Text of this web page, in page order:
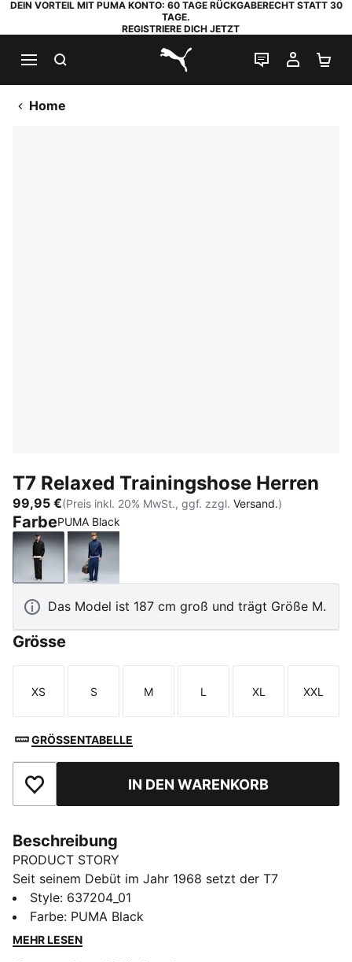
DEIN VORTEIL MIT PUMA KONTO: 60 TAGE RÜCKGABERECHT STATT 30
TAGE.
REGISTRIERE DICH JETZT
PUMA.com
LIVE-CHAT
MEIN
Home
T7 Relaxed Trainingshose Herren
99,95 €(Preis inkl. 20% MwSt., ggf. zzgl. Versand.)
FarbePUMA Black
PUMA BlackPersian Blue
Das Model ist 187 cm groß und trägt Größe M.
Grösse
Größe
XS
Größe
S
Größe
M
Größe
L
Größe
XL
Größe
XXL
GRÖSSENTABELLE
Zu Favoriten hinzufügenIN DEN WARENKORB
Beschreibung
PRODUCT STORY
Seit seinem Debüt im Jahr 1968 setzt der T7
Trainingsanzug mit seinen unverwechselbaren 7 cm
breiten Streifen immer wieder neue Style-Akzente.
Diese Hose greift den charakteristischen T7 Look mit
Style: 637204_01
Farbe: PUMA Black
MEHR LESEN